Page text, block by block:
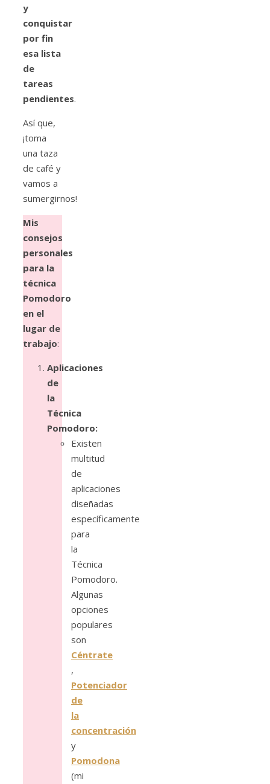
y
conquistar
por fin
esa lista
de
tareas
pendientes.
Así que,
¡toma
una taza
de café y
vamos a
sumergirnos!
Mis
consejos
personales
para la
técnica
Pomodoro
en el
lugar de
trabajo:
Aplicaciones
de
la
Técnica
Pomodoro:
Existen
multitud
de
aplicaciones
diseñadas
específicamente
para
la
Técnica
Pomodoro.
Algunas
opciones
populares
son
Céntrate
,
Potenciador
de
la
concentración
y
Pomodona
(mi